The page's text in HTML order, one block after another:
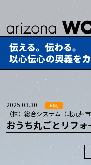
伝える。伝わる。
以心伝心の奥義をカ
2025.03.30 印刷
（株）総合システム（北九州市
おうち丸ごとリフ